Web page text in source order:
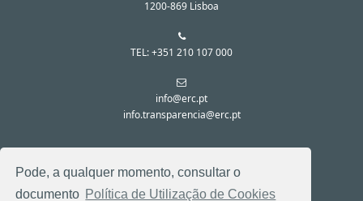
Pode, a qualquer momento, consultar o
documento Política de Utilização de Cookies
1200-869 Lisboa
TEL: +351 210 107 000
info@erc.pt
info.transparencia@erc.pt